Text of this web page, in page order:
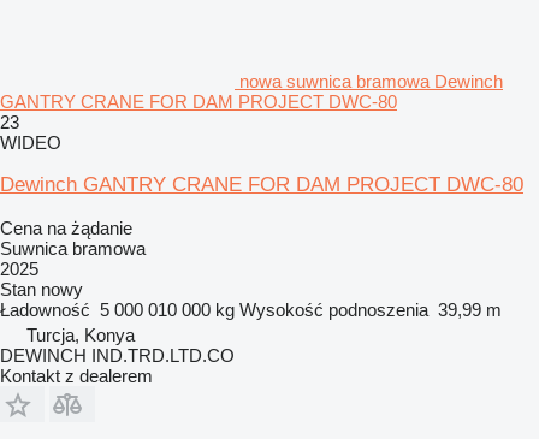
nowa suwnica bramowa Dewinch
GANTRY CRANE FOR DAM PROJECT DWC-80
23
WIDEO
Dewinch GANTRY CRANE FOR DAM PROJECT DWC-80
Cena na żądanie
Suwnica bramowa
2025
Stan nowy
Ładowność 5 000 010 000 kg Wysokość podnoszenia 39,99 m
Turcja, Konya
DEWINCH IND.TRD.LTD.CO
Kontakt z dealerem